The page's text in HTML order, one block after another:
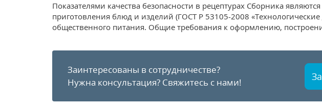
Показателями качества безопасности в рецептурах Сборника
приготовления блюд и изделий (ГОСТ Р 53105-2008
общественного питания. Общие требования к оформлению,
Заинтересованы в сотрудничестве?
Нужна консультация? Свяжитесь с нами!